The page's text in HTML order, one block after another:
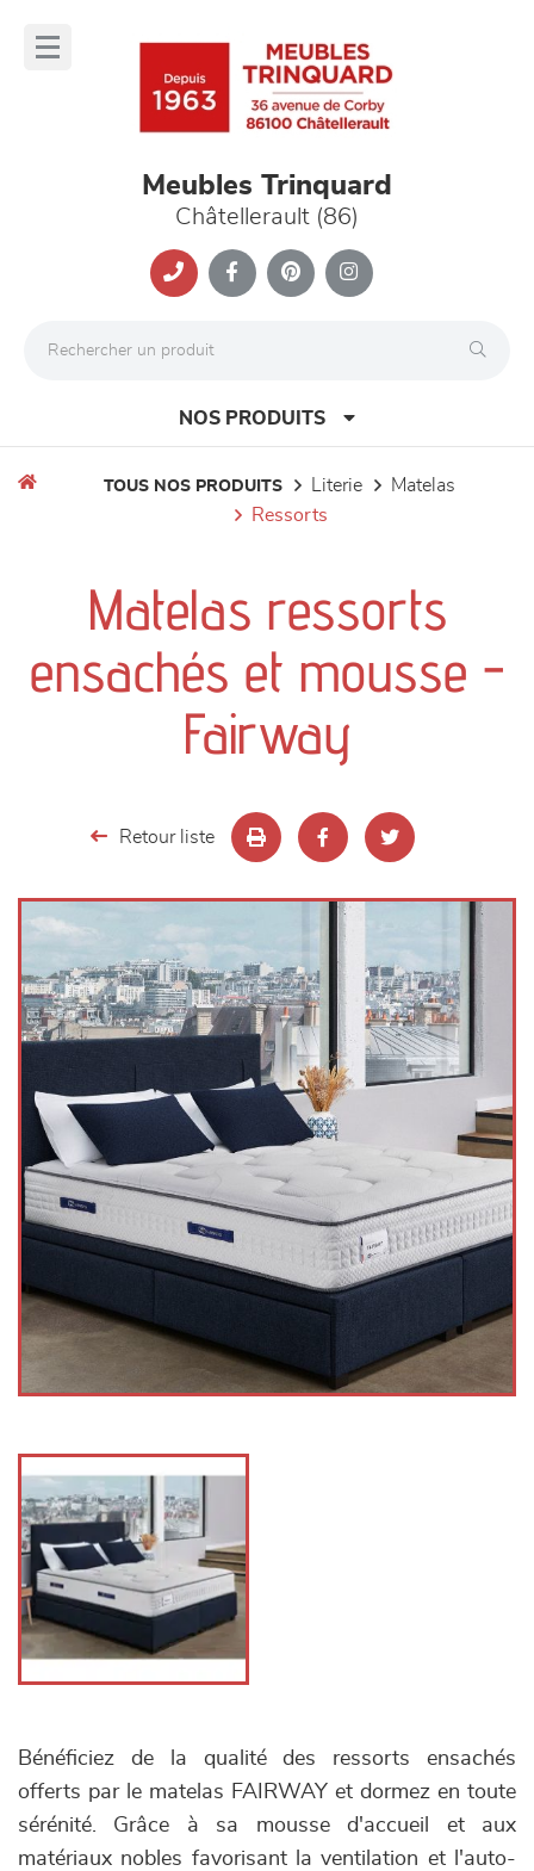
Meubles Trinquard
Châtellerault (86)
NOS PRODUITS
séjours
meubles de complément
chambres et dressing
TOUS NOS PRODUITS literie
matelas
ressorts
Matelas ressorts
ensachés et mousse -
Fairway
Retour liste
Bénéficiez de la qualité des ressorts ensachés
offerts par le matelas FAIRWAY et dormez en toute
sérénité. Grâce à sa mousse d'accueil et aux
matériaux nobles favorisant la ventilation et l'auto-